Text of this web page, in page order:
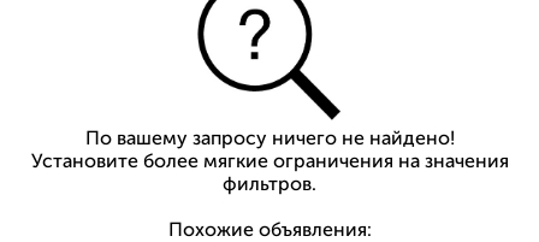
По вашему запросу ничего не найдено!
Установите более мягкие ограничения на значения
фильтров.
Похожие объявления: